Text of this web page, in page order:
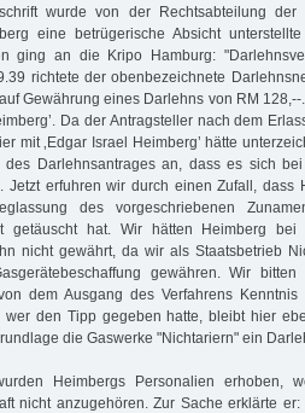
wurde von der Rechtsabteilung der
eine betrügerische Absicht
ging an die Kripo Hamburg:
richtete der obenbezeichnete
Gewährung eines Darlehns von RM
Da der Antragsteller nach dem
mit ‚Edgar Israel Heimberg’ hätte
Darlehnsantrages an, dass es sich
Jetzt erfuhren wir durch einen Zufall, dass
des vorgeschriebenen
getäuscht hat. Wir hätten Heimberg
nicht gewährt, da wir als Staatsbetrieb
gewähren. Wir
dem Ausgang des Verfahrens
wer den Tipp gegeben hatte, bleibt hier
die Gaswerke "Nichtariern" ein
Heimbergs Personalien erhoben,
nicht anzugehören. Zur Sache erklärte